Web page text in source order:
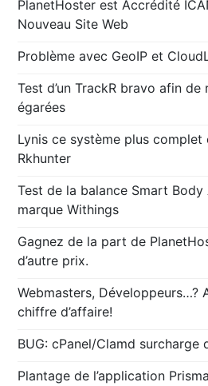
PlanetHoster est Accrédité
Nouveau Site Web
Problème avec GeoIP et
Test d’un TrackR bravo afin
égarées
Lynis ce système plus complet
Rkhunter
Test de la balance Smart
marque Withings
Gagnez de la part de
d’autre prix.
Webmasters, Développeurs…?
chiffre d’affaire!
BUG: cPanel/Clamd surcharge
Plantage de l’application